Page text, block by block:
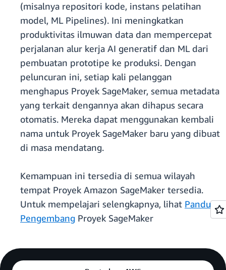
(misalnya repositori kode, instans pelatihan
model, ML Pipelines). Ini meningkatkan
produktivitas ilmuwan data dan mempercepat
perjalanan alur kerja AI generatif dan ML dari
pembuatan prototipe ke produksi. Dengan
peluncuran ini, setiap kali pelanggan
menghapus Proyek SageMaker, semua metadata
yang terkait dengannya akan dihapus secara
otomatis. Mereka dapat menggunakan kembali
nama untuk Proyek SageMaker baru yang dibuat
di masa mendatang.
Kemampuan ini tersedia di semua wilayah
tempat Proyek Amazon SageMaker tersedia.
Untuk mempelajari selengkapnya, lihat Panduan
Pengembang Proyek SageMaker